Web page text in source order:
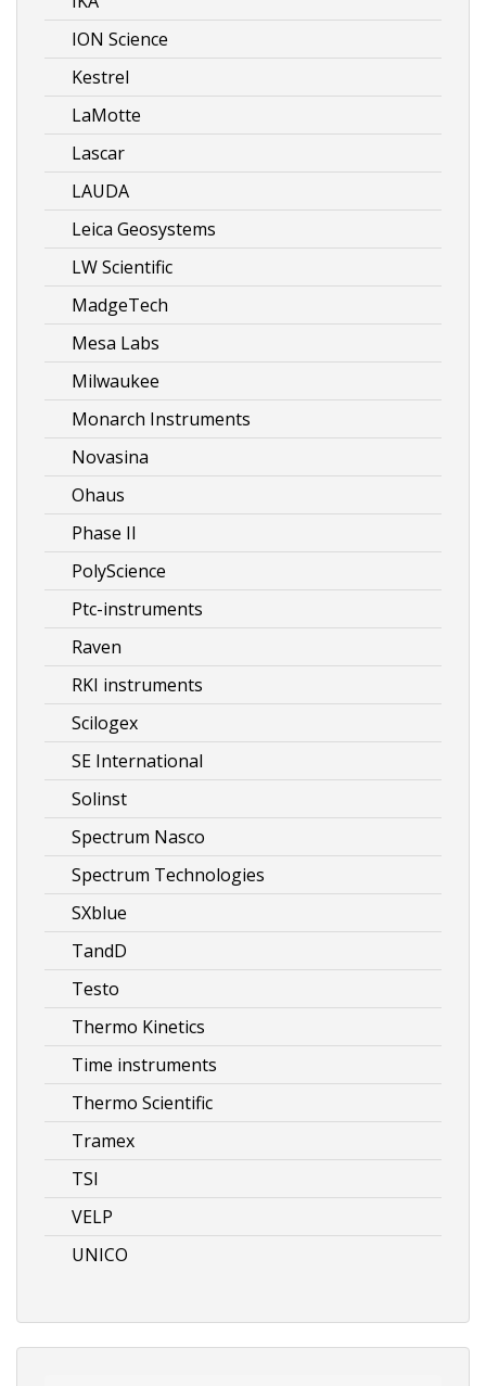
ION Science
Kestrel
LaMotte
Lascar
LAUDA
Leica Geosystems
LW Scientific
MadgeTech
Mesa Labs
Milwaukee
Monarch Instruments
Novasina
Ohaus
Phase II
PolyScience
Ptc-instruments
Raven
RKI instruments
Scilogex
SE International
Solinst
Spectrum Nasco
Spectrum Technologies
SXblue
TandD
Testo
Thermo Kinetics
Time instruments
Thermo Scientific
Tramex
TSI
VELP
UNICO